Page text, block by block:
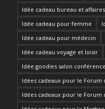
Idée cadeau bureau et affaires
Idée cadeau pour femme
Idée cadeau pour médecin
Idée cadeau voyage et loisir
Idée goodies salon conférence
Idées cadeaux pour le Forum
Idées cadeaux pour le Forum